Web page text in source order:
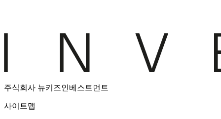
주식회사 뉴키즈인베스트먼트
사이트맵